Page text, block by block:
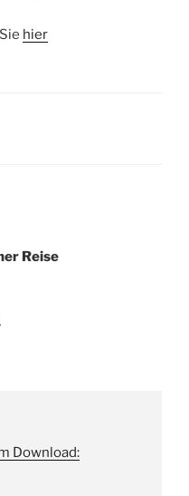
hier
Reise
Download: